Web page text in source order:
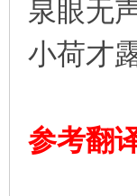
泉眼无
小荷才
参考翻